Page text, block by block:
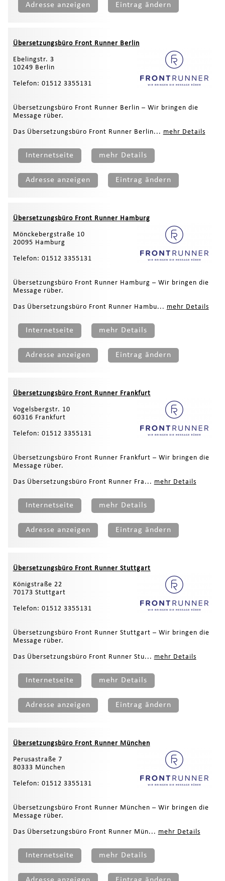
Adresse anzeigen Eintrag ändern
Übersetzungsbüro Front Runner Berlin
Ebelingstr. 3
10249 Berlin
Telefon: 01512 3355131
Übersetzungsbüro Front Runner Berlin – Wir bringen die
Message rüber.
Das Übersetzungsbüro Front Runner Berlin... mehr Details
Internetseite mehr Details
Adresse anzeigen Eintrag ändern
Übersetzungsbüro Front Runner Hamburg
Mönckebergstraße 10
20095 Hamburg
Telefon: 01512 3355131
Übersetzungsbüro Front Runner Hamburg – Wir bringen die
Message rüber.
Das Übersetzungsbüro Front Runner Hambu... mehr Details
Internetseite mehr Details
Adresse anzeigen Eintrag ändern
Übersetzungsbüro Front Runner Frankfurt
Vogelsbergstr. 10
60316 Frankfurt
Telefon: 01512 3355131
Übersetzungsbüro Front Runner Frankfurt – Wir bringen die
Message rüber.
Das Übersetzungsbüro Front Runner Fra... mehr Details
Internetseite mehr Details
Adresse anzeigen Eintrag ändern
Übersetzungsbüro Front Runner Stuttgart
Königstraße 22
70173 Stuttgart
Telefon: 01512 3355131
Übersetzungsbüro Front Runner Stuttgart – Wir bringen die
Message rüber.
Das Übersetzungsbüro Front Runner Stu... mehr Details
Internetseite mehr Details
Adresse anzeigen Eintrag ändern
Übersetzungsbüro Front Runner München
Perusastraße 7
80333 München
Telefon: 01512 3355131
Übersetzungsbüro Front Runner München – Wir bringen die
Message rüber.
Das Übersetzungsbüro Front Runner Mün... mehr Details
Internetseite mehr Details